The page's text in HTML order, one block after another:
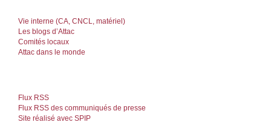
Vie interne (CA, CNCL, matériel)
Les blogs d’Attac
Comités locaux
Attac dans le monde
Flux RSS
Flux RSS des communiqués de presse
Site réalisé avec SPIP